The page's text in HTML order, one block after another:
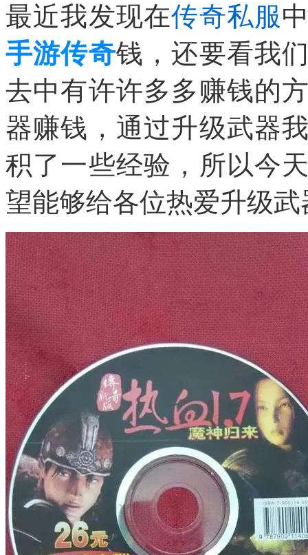
最近我发现在传奇私服
手游传奇钱，还要看我
去中有许许多多赚钱的
器赚钱，通过升级武器
积了一些经验，所以今
望能够给各位热爱升级